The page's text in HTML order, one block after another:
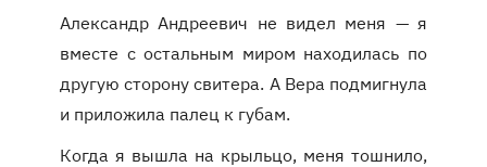
Александр Андреевич не видел меня — я
вместе с остальным миром находилась по
другую сторону свитера. А Вера подмигнула
и приложила палец к губам.
Когда я вышла на крыльцо, меня тошнило,